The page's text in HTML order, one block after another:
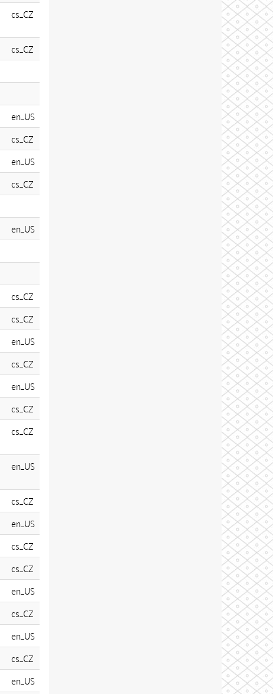
cs_CZ
cs_CZ
en_US
cs_CZ
en_US
cs_CZ
en_US
cs_CZ
cs_CZ
en_US
cs_CZ
en_US
cs_CZ
cs_CZ
en_US
cs_CZ
en_US
cs_CZ
cs_CZ
en_US
cs_CZ
en_US
cs_CZ
en_US